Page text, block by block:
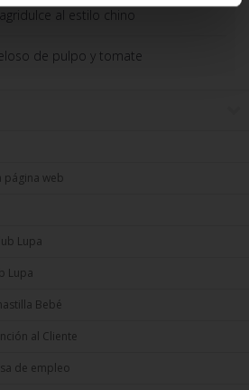
al estilo chino
de pulpo y tomate
página web
Lupa
Lupa
Bebé
al Cliente
de empleo